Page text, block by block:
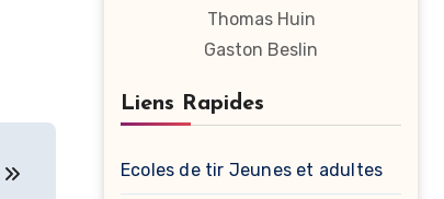
Thomas Huin
Gaston Beslin
Liens Rapides
Ecoles de tir Jeunes et adultes